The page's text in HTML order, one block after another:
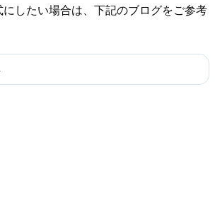
したい場合は、下記のブログをご参考